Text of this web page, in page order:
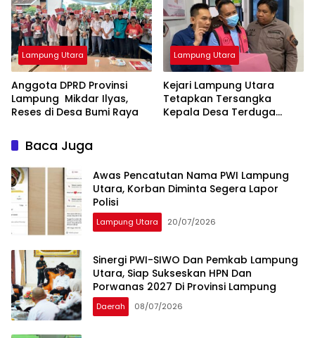
Lampung Utara
Anggota DPRD Provinsi
Lampung Mikdar Ilyas,
Reses di Desa Bumi Raya
Lampung Utara
‎Kejari Lampung Utara
Tetapkan Tersangka
Kepala Desa Terduga
Baca Juga
Awas Pencatutan Nama PWI Lampung
Utara, Korban Diminta Segera Lapor
Polisi
Lampung Utara 20/07/2026
Sinergi PWI-SIWO Dan Pemkab Lampung
Utara, Siap Sukseskan HPN Dan
Porwanas 2027 Di Provinsi Lampung
Daerah 08/07/2026